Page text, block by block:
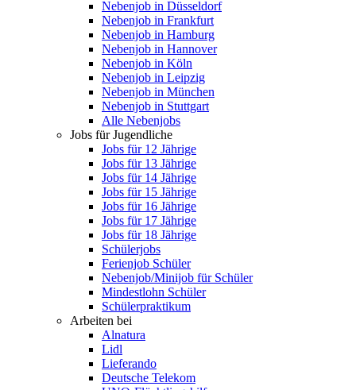
Nebenjob in Düsseldorf
Nebenjob in Frankfurt
Nebenjob in Hamburg
Nebenjob in Hannover
Nebenjob in Köln
Nebenjob in Leipzig
Nebenjob in München
Nebenjob in Stuttgart
Alle Nebenjobs
Jobs für Jugendliche
Jobs für 12 Jährige
Jobs für 13 Jährige
Jobs für 14 Jährige
Jobs für 15 Jährige
Jobs für 16 Jährige
Jobs für 17 Jährige
Jobs für 18 Jährige
Schülerjobs
Ferienjob Schüler
Nebenjob/Minijob für Schüler
Mindestlohn Schüler
Schülerpraktikum
Arbeiten bei
Alnatura
Lidl
Lieferando
Deutsche Telekom